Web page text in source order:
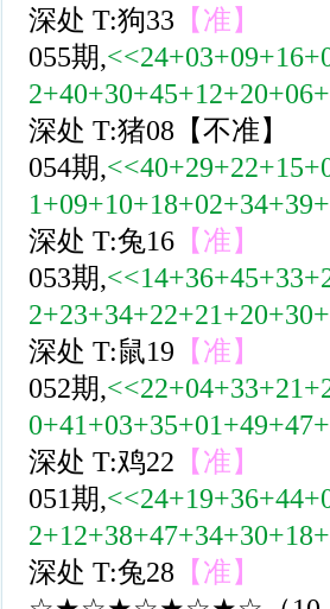
深处 T:狗33 【准】
055期,
深处 T:猪08【不准】
054期,
深处 T:兔16【准】
053期,
深处 T:鼠19 【准】
052期,
深处 T:鸡22 【准】
051期,
深处 T:兔28 【准】